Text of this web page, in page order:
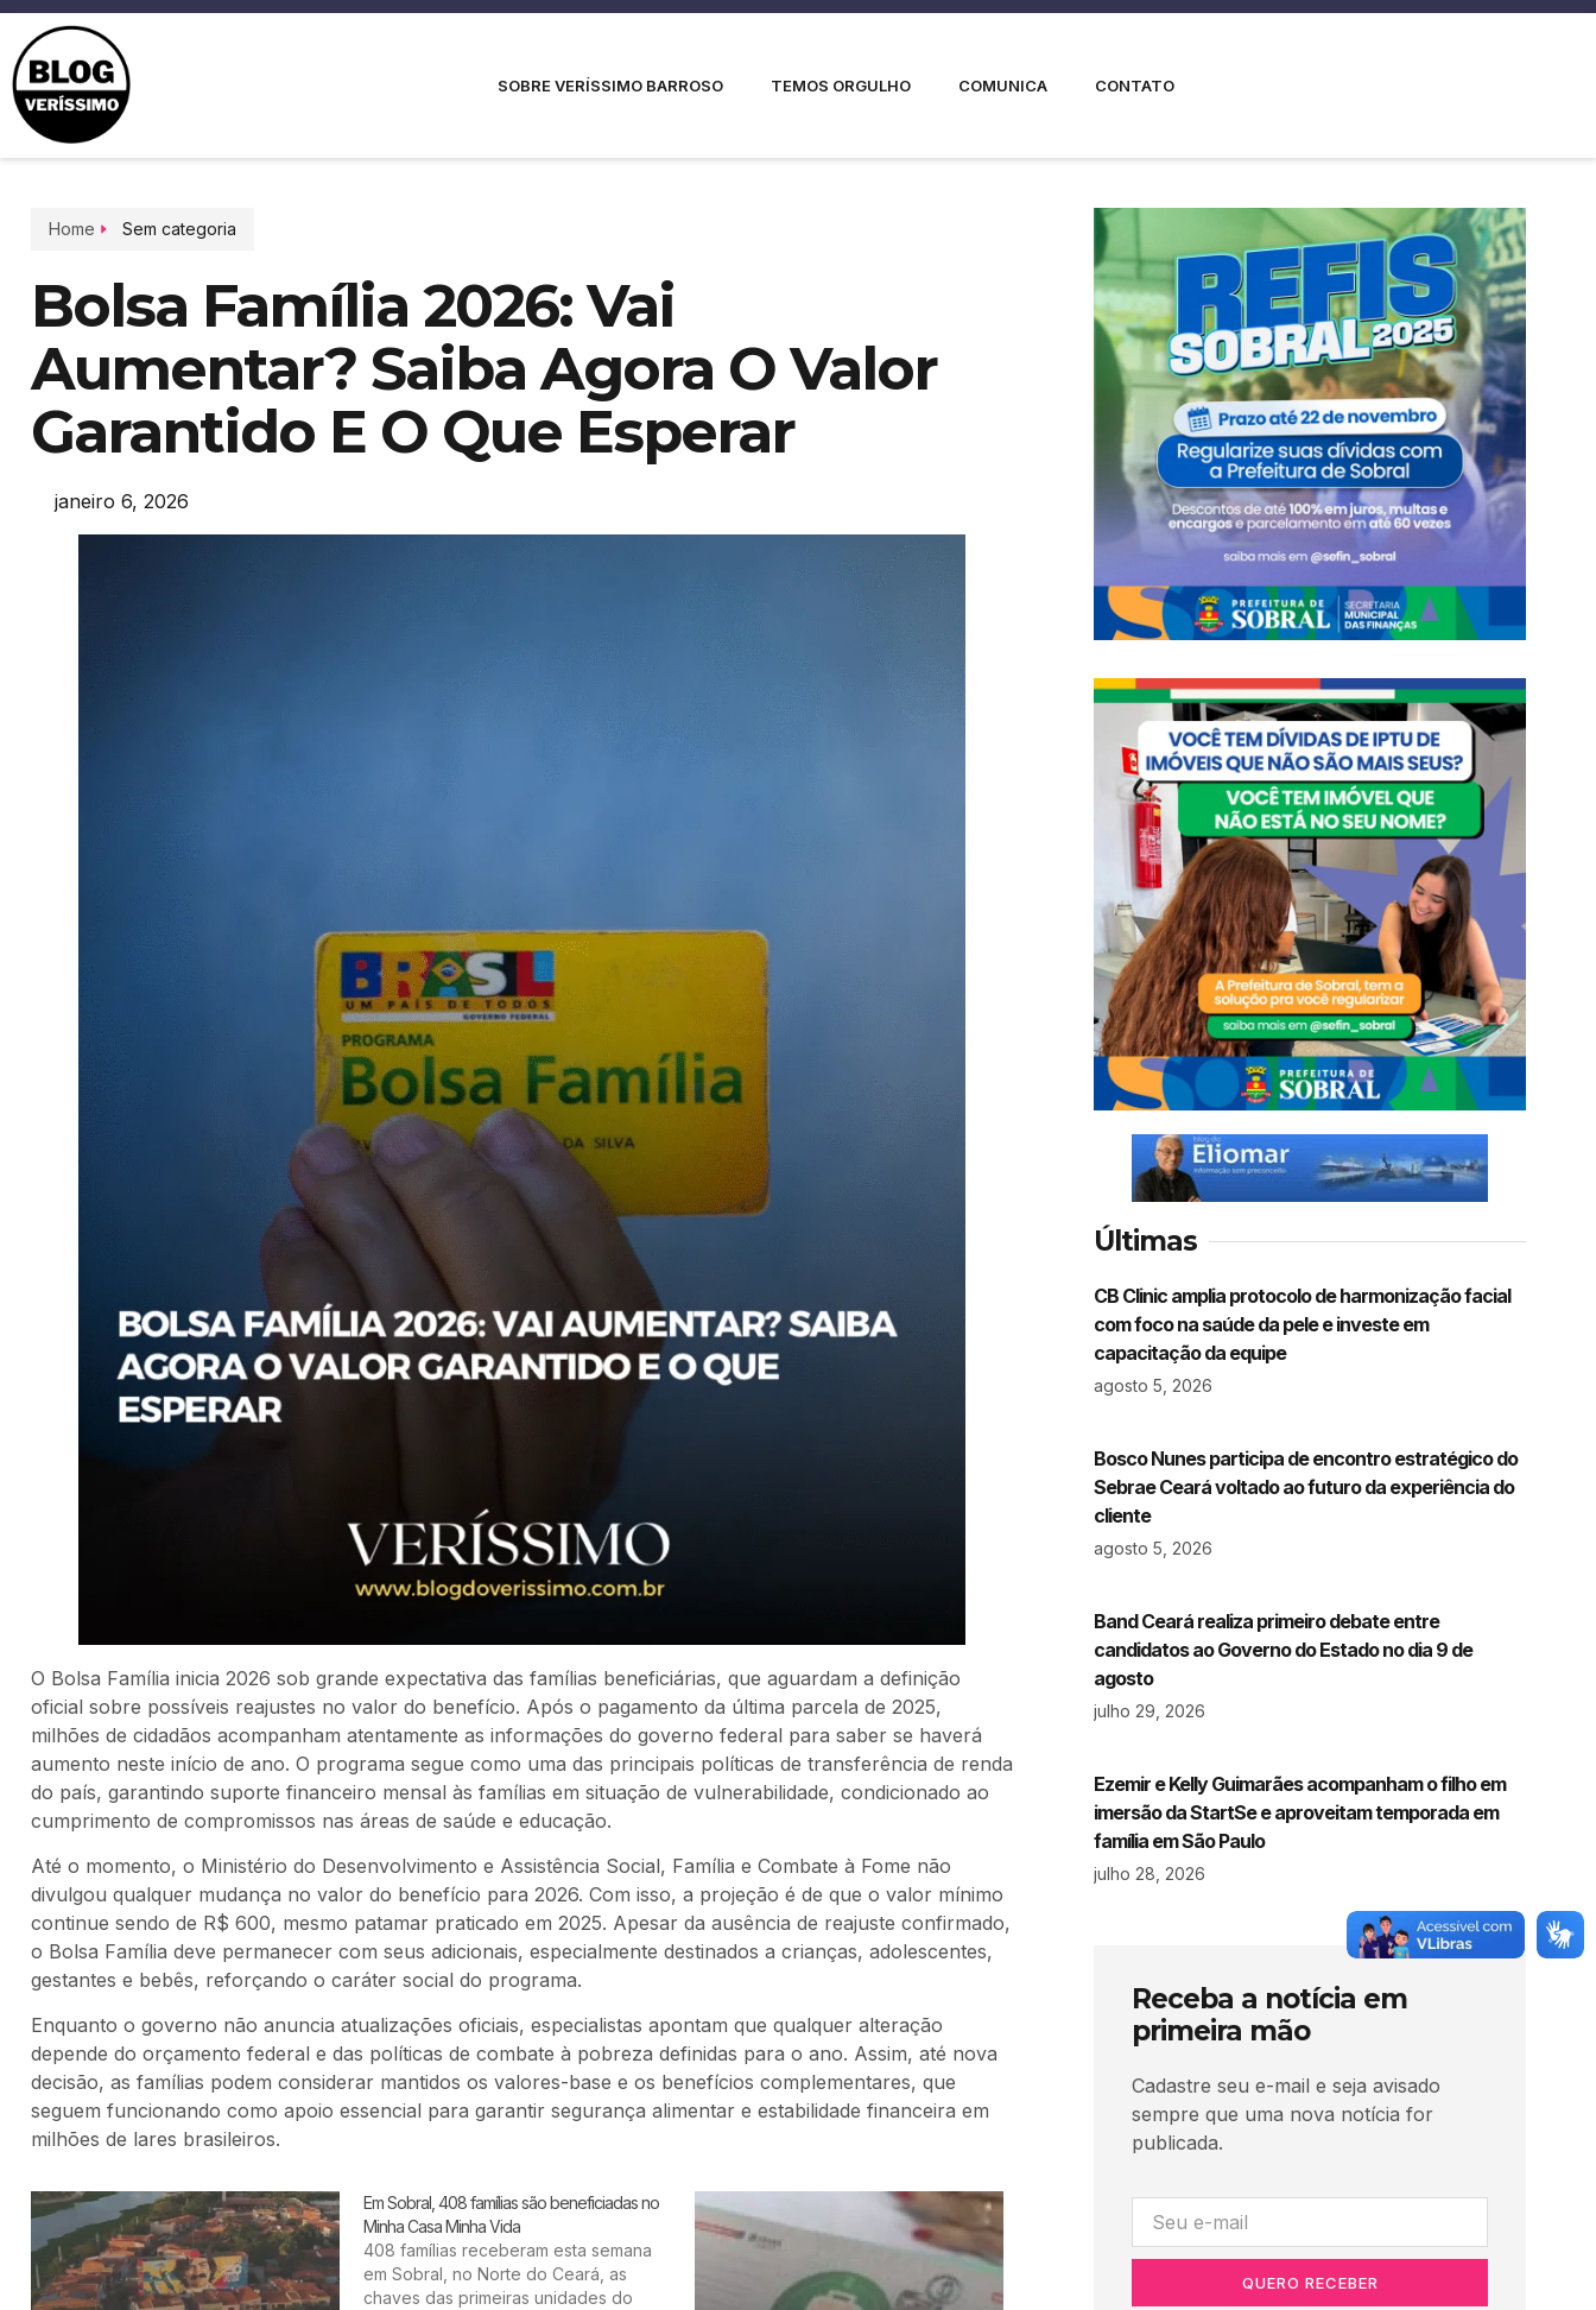
SOBRE VERÍSSIMO BARROSO TEMOS ORGULHO COMUNICA CONTATO
Home Sem categoria
Bolsa Família 2026: Vai
Aumentar? Saiba Agora O Valor
Garantido E O Que Esperar
janeiro 6, 2026
O Bolsa Família inicia 2026 sob grande expectativa das famílias beneficiárias, que aguardam a definição
oficial sobre possíveis reajustes no valor do benefício. Após o pagamento da última parcela de 2025,
milhões de cidadãos acompanham atentamente as informações do governo federal para saber se haverá
aumento neste início de ano. O programa segue como uma das principais políticas de transferência de renda
do país, garantindo suporte financeiro mensal às famílias em situação de vulnerabilidade, condicionado ao
cumprimento de compromissos nas áreas de saúde e educação.
Até o momento, o Ministério do Desenvolvimento e Assistência Social, Família e Combate à Fome não
divulgou qualquer mudança no valor do benefício para 2026. Com isso, a projeção é de que o valor mínimo
continue sendo de R$ 600, mesmo patamar praticado em 2025. Apesar da ausência de reajuste confirmado,
o Bolsa Família deve permanecer com seus adicionais, especialmente destinados a crianças, adolescentes,
gestantes e bebês, reforçando o caráter social do programa.
Enquanto o governo não anuncia atualizações oficiais, especialistas apontam que qualquer alteração
depende do orçamento federal e das políticas de combate à pobreza definidas para o ano. Assim, até nova
decisão, as famílias podem considerar mantidos os valores-base e os benefícios complementares, que
seguem funcionando como apoio essencial para garantir segurança alimentar e estabilidade financeira em
milhões de lares brasileiros.
Em Sobral, 408 famílias são beneficiadas no
Minha Casa Minha Vida
408 famílias receberam esta semana
em Sobral, no Norte do Ceará, as
chaves das primeiras unidades do
Últimas
CB Clinic amplia protocolo de harmonização facial
com foco na saúde da pele e investe em
capacitação da equipe
agosto 5, 2026
Bosco Nunes participa de encontro estratégico do
Sebrae Ceará voltado ao futuro da experiência do
cliente
agosto 5, 2026
Band Ceará realiza primeiro debate entre
candidatos ao Governo do Estado no dia 9 de
agosto
julho 29, 2026
Ezemir e Kelly Guimarães acompanham o filho em
imersão da StartSe e aproveitam temporada em
família em São Paulo
julho 28, 2026
Receba a notícia em
primeira mão
Cadastre seu e-mail e seja avisado
sempre que uma nova notícia for
publicada.
QUERO RECEBER